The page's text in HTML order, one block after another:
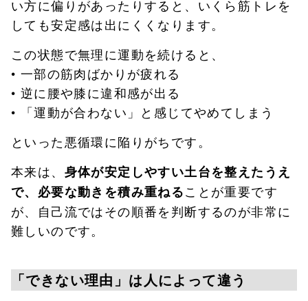
い方に偏りがあったりすると、いくら筋トレを
しても安定感は出にくくなります。
この状態で無理に運動を続けると、
• 一部の筋肉ばかりが疲れる
• 逆に腰や膝に違和感が出る
• 「運動が合わない」と感じてやめてしまう
といった悪循環に陥りがちです。
本来は、 身体が安定しやすい土台を整えたうえ
で、必要な動きを積み重ねることが重要です
が、自己流ではその順番を判断するのが非常に
難しいのです。
「できない理由」は人によって違う